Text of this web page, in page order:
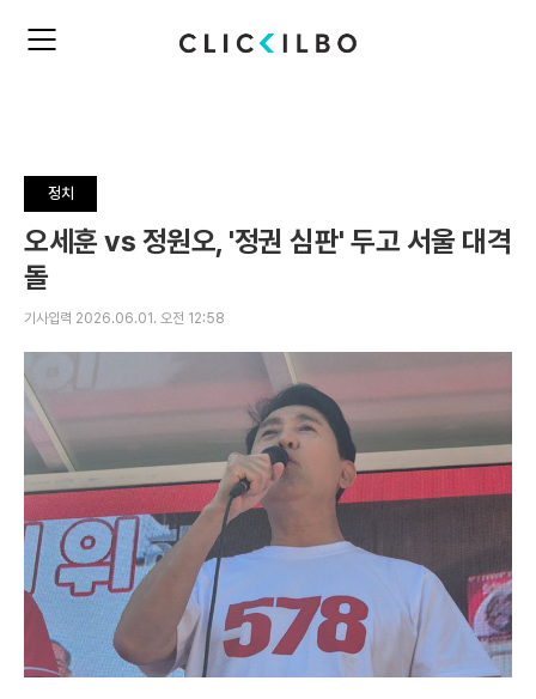
주
뉴
펼
치
기
정치
오세훈 vs 정원오, '정권 심판' 두고 서울 대격
돌
기사입력 2026.06.01. 오전 12:58